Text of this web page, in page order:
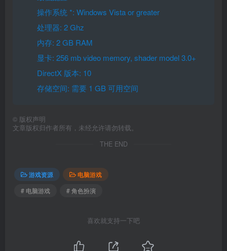
操作系统 *: Windows Vista or greater
处理器: 2 Ghz
内存: 2 GB RAM
显卡: 256 mb video memory, shader model 3.0+
DirectX 版本: 10
存储空间: 需要 1 GB 可用空间
© 版权声明
文章版权归作者所有，未经允许请勿转载。
THE END
游戏资源
电脑游戏
# 电脑游戏
# 角色扮演
喜欢就支持一下吧